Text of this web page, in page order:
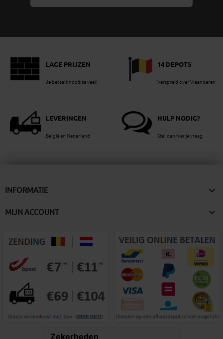
LAGE PRIJZEN
Je betaalt nooit te veel!
14 DEPOTS
Verspreid over Vlaanderen
LEVERINGEN
België en Nederland
HULP NODIG?
Stel dan hier je vraag
INFORMATIE 
MIJN ACCOUNT 